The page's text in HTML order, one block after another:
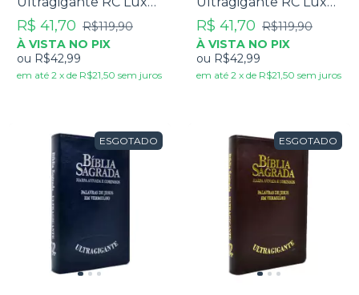
Azul
R$ 41,70 R$119,90
À VISTA NO PIX
ou R$42,99
em até 2 x de R$21,50 sem juros
Preta
R$ 41,70 R$119,90
À VISTA NO PIX
ou R$42,99
em até 2 x de R$21,50 sem juros
ESGOTADO ESGOTADO